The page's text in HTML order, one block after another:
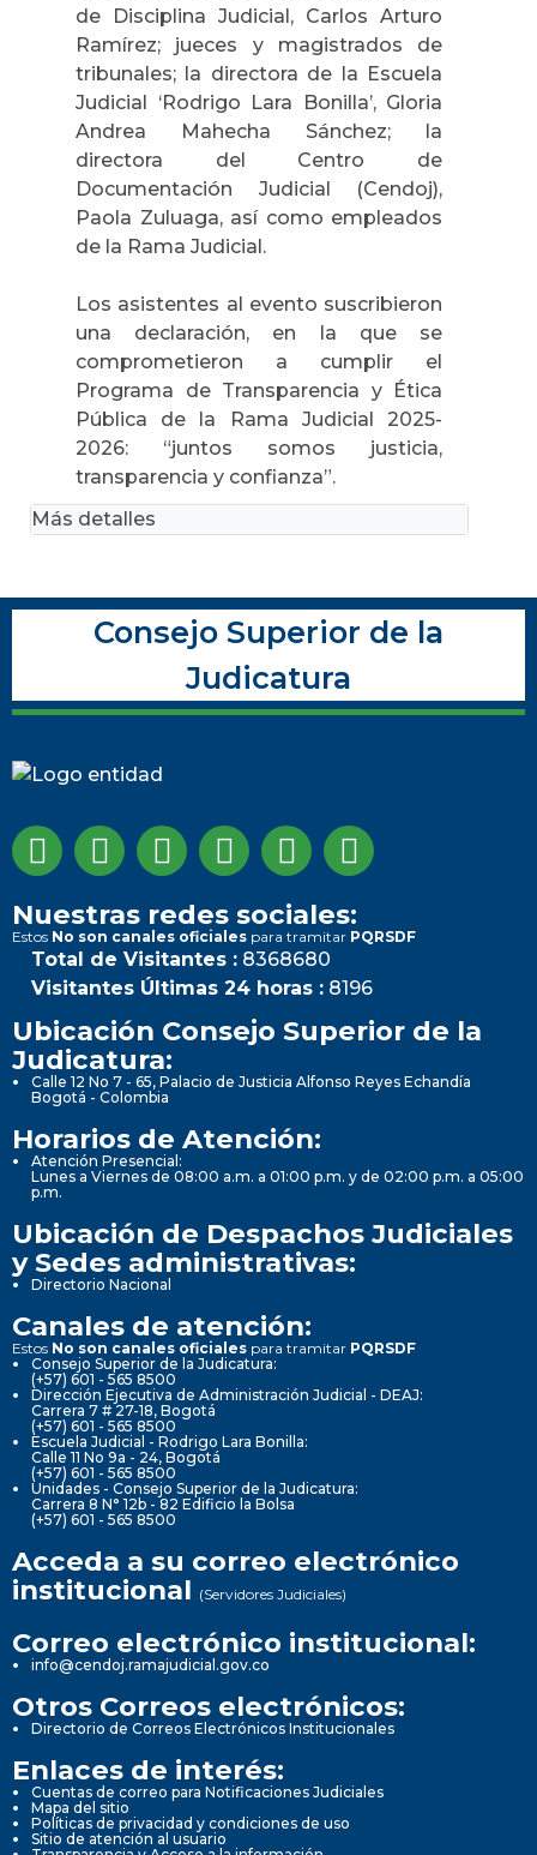
de Disciplina Judicial, Carlos Arturo
Ramírez; jueces y magistrados de
tribunales; la directora de la Escuela
Judicial ‘Rodrigo Lara Bonilla’, Gloria
Andrea Mahecha Sánchez; la
directora del Centro de
Documentación Judicial (Cendoj),
Paola Zuluaga, así como empleados
de la Rama Judicial.
Los asistentes al evento suscribieron
una declaración, en la que se
comprometieron a cumplir el
Programa de Transparencia y Ética
Pública de la Rama Judicial 2025-
2026: “juntos somos justicia,
transparencia y confianza”.
Más detalles
Consejo Superior de la
Judicatura
Nuestras redes sociales:
Estos No son canales oficiales para tramitar PQRSDF
Total de Visitantes : 8368680
Visitantes Últimas 24 horas : 8196
Ubicación Consejo Superior de la
Judicatura:
Calle 12 No 7 - 65, Palacio de Justicia Alfonso Reyes Echandía
Bogotá - Colombia
Horarios de Atención:
Atención Presencial:
Lunes a Viernes de 08:00 a.m. a 01:00 p.m. y de 02:00 p.m. a 05:00
p.m.
Ubicación de Despachos Judiciales
y Sedes administrativas:
Directorio Nacional
Canales de atención:
Estos No son canales oficiales para tramitar PQRSDF
Consejo Superior de la Judicatura:
(+57) 601 - 565 8500
Dirección Ejecutiva de Administración Judicial - DEAJ:
Carrera 7 # 27-18, Bogotá
(+57) 601 - 565 8500
Escuela Judicial - Rodrigo Lara Bonilla:
Calle 11 No 9a - 24, Bogotá
(+57) 601 - 565 8500
Unidades - Consejo Superior de la Judicatura:
Carrera 8 N° 12b - 82 Edificio la Bolsa
(+57) 601 - 565 8500
Acceda a su correo electrónico
institucional (Servidores Judiciales)
Correo electrónico institucional:
info@cendoj.ramajudicial.gov.co
Otros Correos electrónicos:
Directorio de Correos Electrónicos Institucionales
Enlaces de interés:
Cuentas de correo para Notificaciones Judiciales
Mapa del sitio
Políticas de privacidad y condiciones de uso
Sitio de atención al usuario